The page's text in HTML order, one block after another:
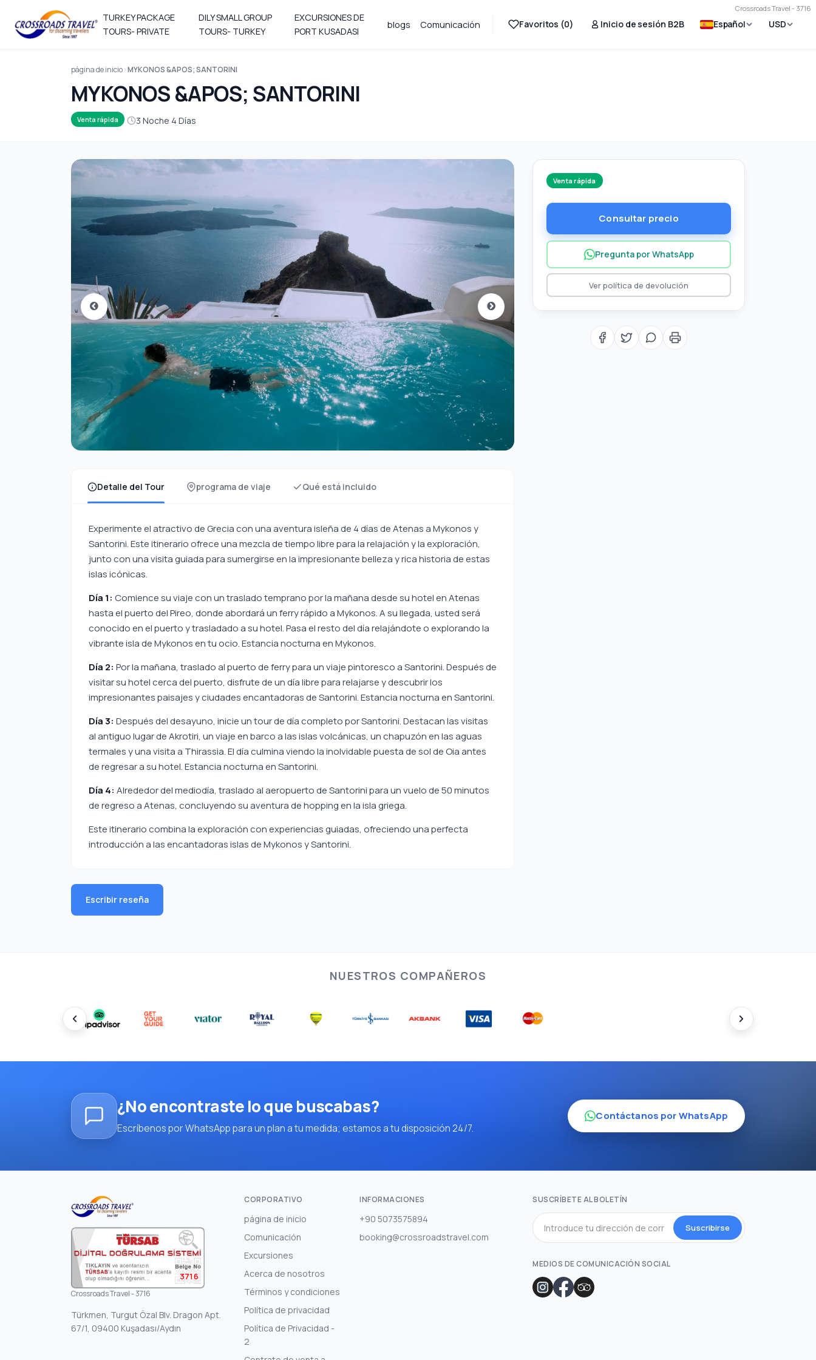
Crossroads Travel - 3716
TURKEY PACKAGE
TOURS- PRIVATE
DILY SMALL GROUP
TOURS- TURKEY
EXCURSIONES DE
PORT KUSADASI
blogs Comunicación Favoritos (0) Inicio de sesión B2B Español USD
página de inicio MYKONOS &APOS; SANTORINI
MYKONOS &APOS; SANTORINI
Venta rápida 3 Noche 4 Días
Detalle del Tour programa de viaje Qué está incluido
Experimente el atractivo de Grecia con una aventura isleña de 4 días de Atenas a Mykonos y
Santorini. Este itinerario ofrece una mezcla de tiempo libre para la relajación y la exploración,
junto con una visita guiada para sumergirse en la impresionante belleza y rica historia de estas
islas icónicas.
Día 1: Comience su viaje con un traslado temprano por la mañana desde su hotel en Atenas
hasta el puerto del Pireo, donde abordará un ferry rápido a Mykonos. A su llegada, usted será
conocido en el puerto y trasladado a su hotel. Pasa el resto del día relajándote o explorando la
vibrante isla de Mykonos en tu ocio. Estancia nocturna en Mykonos.
Día 2: Por la mañana, traslado al puerto de ferry para un viaje pintoresco a Santorini. Después de
visitar su hotel cerca del puerto, disfrute de un día libre para relajarse y descubrir los
impresionantes paisajes y ciudades encantadoras de Santorini. Estancia nocturna en Santorini.
Día 3: Después del desayuno, inicie un tour de día completo por Santorini. Destacan las visitas
al antiguo lugar de Akrotiri, un viaje en barco a las islas volcánicas, un chapuzón en las aguas
termales y una visita a Thirassia. El día culmina viendo la inolvidable puesta de sol de Oia antes
de regresar a su hotel. Estancia nocturna en Santorini.
Día 4: Alrededor del mediodía, traslado al aeropuerto de Santorini para un vuelo de 50 minutos
de regreso a Atenas, concluyendo su aventura de hopping en la isla griega.
Este itinerario combina la exploración con experiencias guiadas, ofreciendo una perfecta
introducción a las encantadoras islas de Mykonos y Santorini.
Escribir reseña
Venta rápida
Consultar precio
Pregunta por WhatsApp
Ver política de devolución
NUESTROS COMPAÑEROS
¿No encontraste lo que buscabas?
Escríbenos por WhatsApp para un plan a tu medida; estamos a tu disposición 24/7.
Contáctanos por WhatsApp
3716
Crossroads Travel - 3716
Türkmen, Turgut Özal Blv. Dragon Apt.
67/1, 09400 Kuşadası/Aydın
CORPORATIVO
página de inicio
Comunicación
Excursiones
Acerca de nosotros
Términos y condiciones
Política de privacidad
Política de Privacidad -
2
INFORMACIONES
+90 5073575894
booking@crossroadstravel.com
SUSCRÍBETE AL BOLETÍN
Suscribirse
MEDIOS DE COMUNICACIÓN SOCIAL